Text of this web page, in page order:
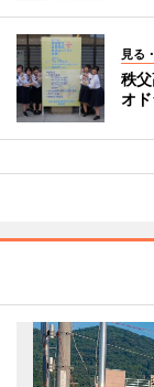
見る
秩
オ